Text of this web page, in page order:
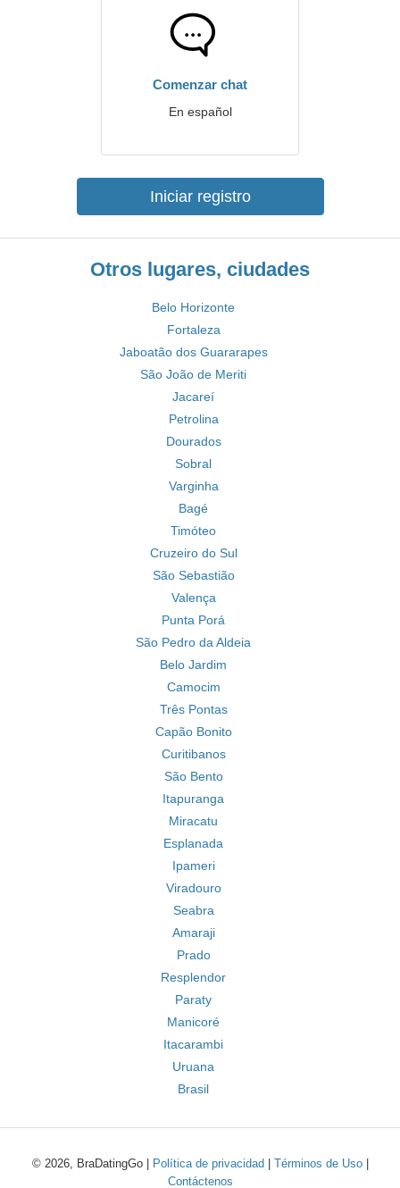
Comenzar chat
En español
Iniciar registro
Otros lugares, ciudades
Belo Horizonte
Fortaleza
Jaboatão dos Guararapes
São João de Meriti
Jacareí
Petrolina
Dourados
Sobral
Varginha
Bagé
Timóteo
Cruzeiro do Sul
São Sebastião
Valença
Punta Porá
São Pedro da Aldeia
Belo Jardim
Camocim
Três Pontas
Capão Bonito
Curitibanos
São Bento
Itapuranga
Miracatu
Esplanada
Ipameri
Viradouro
Seabra
Amaraji
Prado
Resplendor
Paraty
Manicoré
Itacarambi
Uruana
Brasil
© 2026, BraDatingGo | Política de privacidad Términos de Uso|
Contáctenos